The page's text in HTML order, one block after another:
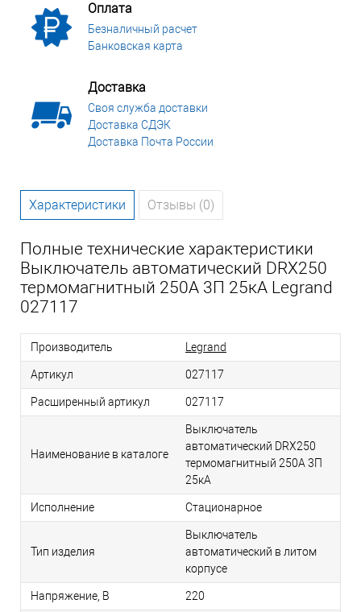
Оплата
Безналичный расчет
Банковская карта
Доставка
Своя служба доставки
Доставка СДЭК
Доставка Почта России
Характеристики Отзывы (0)
Полные технические характеристики
Выключатель автоматический DRX250
термомагнитный 250A 3П 25кА Legrand
027117
Производитель Legrand
Артикул 027117
Расширенный артикул 027117
Наименование в каталоге
Выключатель
автоматический DRX250
термомагнитный 250A 3П
25кА
Исполнение Стационарное
Тип изделия
Выключатель
автоматический в литом
корпусе
Напряжение, В 220